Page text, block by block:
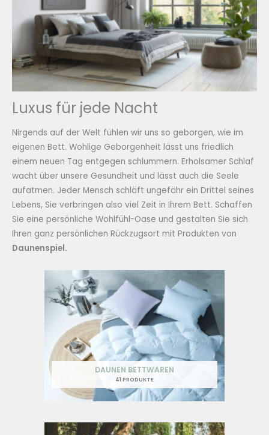
Luxus für jede Nacht
Nirgends auf der Welt fühlen wir uns so geborgen, wie im
eigenen Bett. Wohlige Geborgenheit lässt uns friedlich
einem neuen Tag entgegen schlummern. Erholsamer Schlaf
wacht über unsere Gesundheit und lässt auch die Seele
aufatmen. Jeder Mensch schläft ungefähr ein Drittel seines
Lebens, Sie verbringen also viel Zeit in Ihrem Bett. Schaffen
Sie eine persönliche Wohlfühl-Oase und gestalten Sie sich
Ihren ganz persönlichen Rückzugsort mit Produkten von
Daunenspiel.
DAUNEN BETTWAREN
41 PRODUKTE